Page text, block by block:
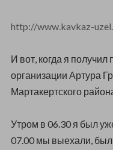
http://www.kavkaz-
И вот, когда я
организации Артура
Мартакертского
Утром в 06.30 я был
07.00 мы выехали, был